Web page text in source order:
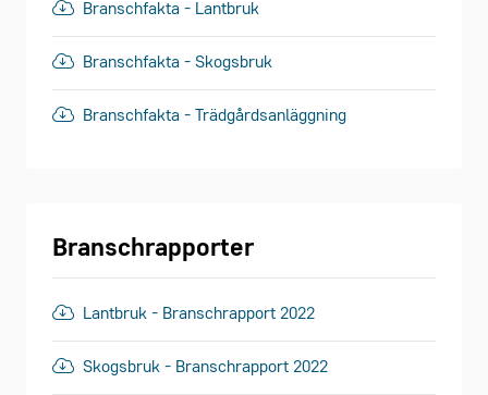
Branschfakta - Lantbruk
Branschfakta - Skogsbruk
Branschfakta - Trädgårdsanläggning
Branschrapporter
Lantbruk - Branschrapport 2022
Skogsbruk - Branschrapport 2022